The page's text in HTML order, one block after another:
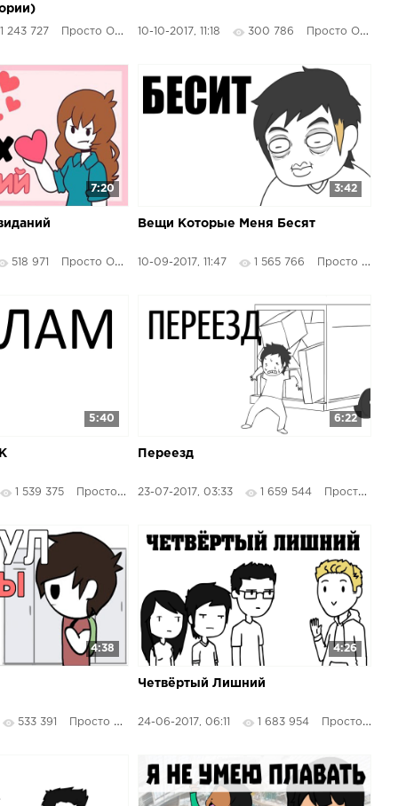
1 243 727 Просто Озвучка 10-10-2017, 11:18 300 786 Просто Озвучка
7:20
518 971 Просто Озвучка
3:42
Вещи Которые Меня Бесят
10-09-2017, 11:47 1 565 766 Просто Озвучка
5:40
1 539 375 Просто Озвучка
6:22
Переезд
23-07-2017, 03:33 1 659 544 Просто Озвучка
4:38
533 391 Просто Озвучка
4:26
Четвёртый Лишний
24-06-2017, 06:11 1 683 954 Просто Озвучка